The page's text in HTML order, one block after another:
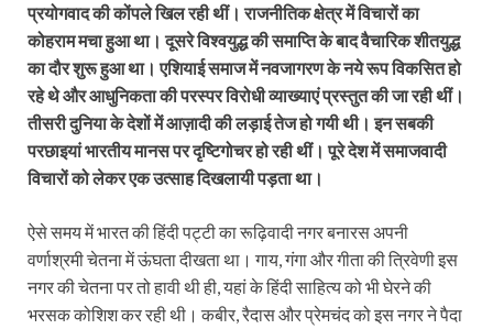
प्रयोगवाद की कोंपले खिल रही थीं। राजनीतिक क्षेत्र में विचारों का
कोहराम मचा हुआ था। दूसरे विश्वयुद्ध की समाप्ति के बाद वैचारिक शीतयुद्ध
का दौर शुरू हुआ था। एशियाई समाज में नवजागरण के नये रूप विकसित हो
रहे थे और आधुनिकता की परस्पर विरोधी व्याख्याएं प्रस्तुत की जा रही थीं।
तीसरी दुनिया के देशों में आज़ादी की लड़ाई तेज हो गयी थी। इन सबकी
परछाइयां भारतीय मानस पर दृष्टिगोचर हो रही थीं। पूरे देश में समाजवादी
विचारों को लेकर एक उत्साह दिखलायी पड़ता था।
ऐसे समय में भारत की हिंदी पट्टी का रूढ़िवादी नगर बनारस अपनी
वर्णाश्रमी चेतना में ऊंघता दीखता था। गाय, गंगा और गीता की त्रिवेणी इस
नगर की चेतना पर तो हावी थी ही, यहां के हिंदी साहित्य को भी घेरने की
भरसक कोशिश कर रही थी। कबीर, रैदास और प्रेमचंद को इस नगर ने पैदा